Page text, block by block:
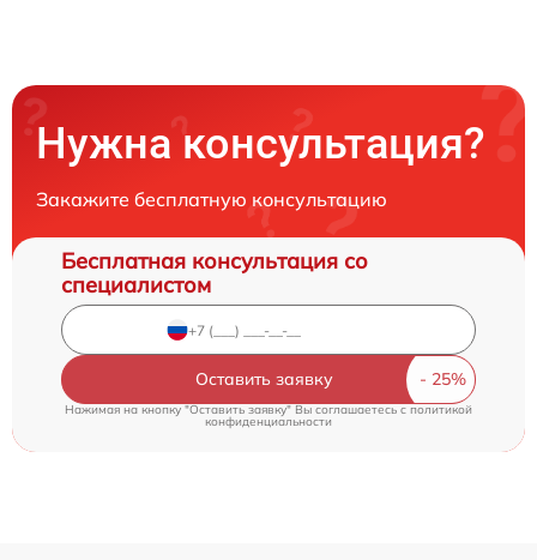
Нужна консультация?
Закажите бесплатную консультацию
Бесплатная консультация со
специалистом
Оставить заявку
Нажимая на кнопку "Оставить заявку" Вы соглашаетесь c политикой
конфиденциальности